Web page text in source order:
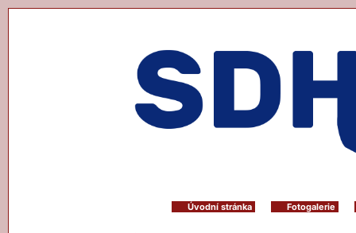
Úvodní stránka Fotogalerie